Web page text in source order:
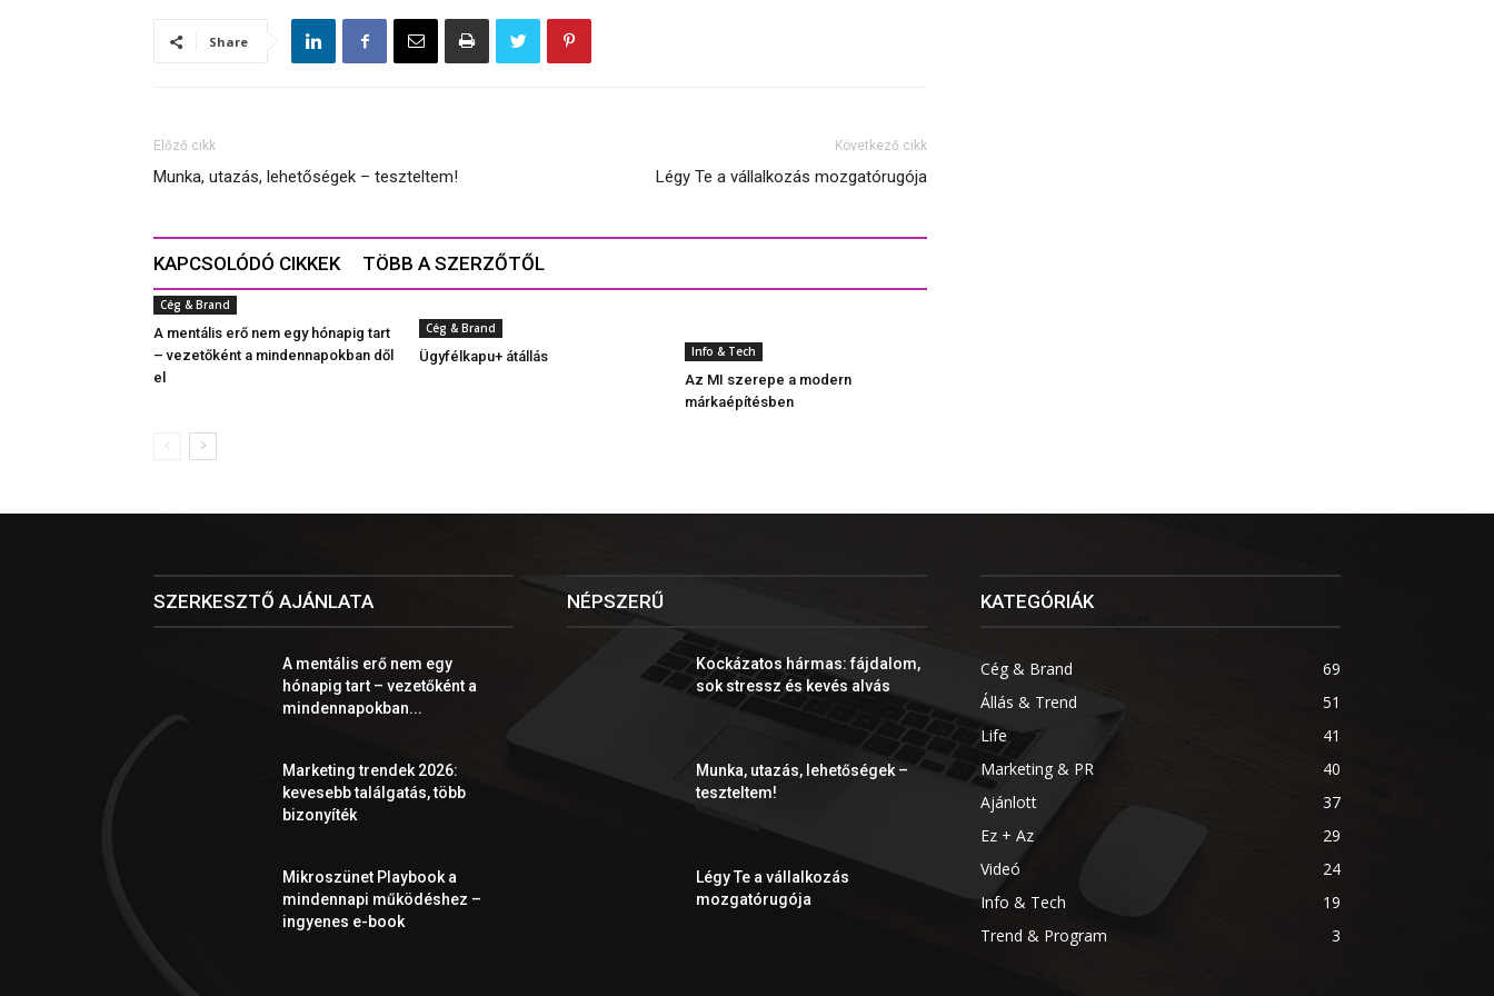
Share
Előző cikk
Munka, utazás, lehetőségek – teszteltem!
Következő cikk
Légy Te a vállalkozás mozgatórugója
KAPCSOLÓDÓ CIKKEK TÖBB A SZERZŐTŐL
Cég & Brand
A mentális erő nem egy hónapig tart
– vezetőként a mindennapokban dől
el
Cég & Brand
Ügyfélkapu+ átállás Info & Tech
Az MI szerepe a modern
márkaépítésben
SZERKESZTŐ AJÁNLATA
A mentális erő nem egy
hónapig tart – vezetőként a
mindennapokban...
Marketing trendek 2026:
kevesebb találgatás, több
bizonyíték
Mikroszünet Playbook a
mindennapi működéshez –
ingyenes e-book
NÉPSZERŰ
Kockázatos hármas: fájdalom,
sok stressz és kevés alvás
Munka, utazás, lehetőségek –
teszteltem!
Légy Te a vállalkozás
mozgatórugója
KATEGÓRIÁK
Cég & Brand
69
Állás & Trend
51
Life
41
Marketing & PR
40
Ajánlott
37
Ez + Az
29
Videó
24
Info & Tech
19
Trend & Program
3